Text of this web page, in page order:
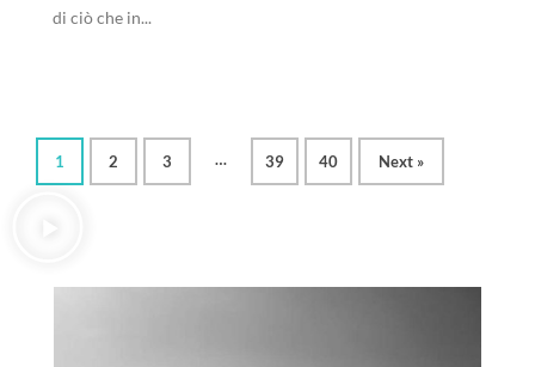
di ciò che in...
1 2 3 … 39 40 Next »